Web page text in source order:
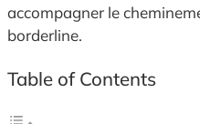
accompagner le
borderline.
Table of Contents